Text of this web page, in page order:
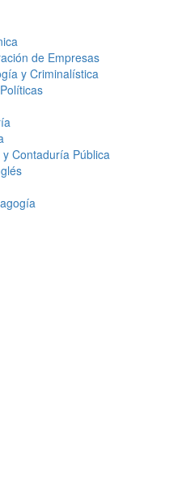
de Empresas
y Criminalística
Contaduría Pública